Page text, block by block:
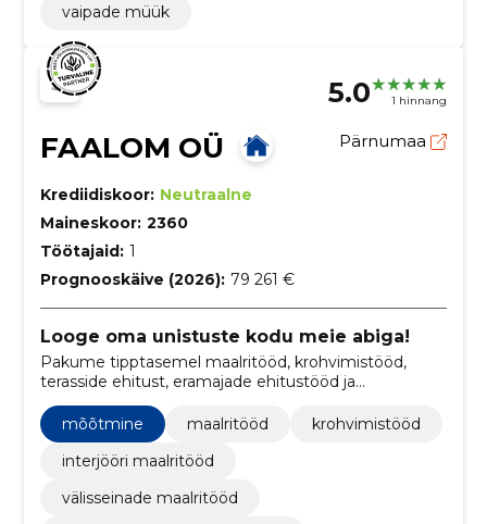
vaipade müük
5.0 1 hinnang
FAALOM OÜ Pärnumaa
Krediidiskoor: Neutraalne
Maineskoor: 2360
Töötajaid: 1
Prognooskäive (2026): 79 261 €
Looge oma unistuste kodu meie abiga!
Pakume tipptasemel maalritööd, krohvimistööd,
terasside ehitust, eramajade ehitustööd ja
elamuehitust vundamendist võtmeteni.
mõõtmine
maalritööd
krohvimistööd
interjööri maalritööd
välisseinade maalritööd